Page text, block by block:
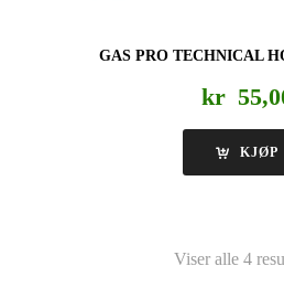
GAS PRO TECHNICAL
kr
KJØP
Viser alle 4